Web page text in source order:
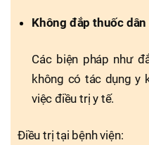
Không đắp thuốc dân
Các biện pháp như
không có tác dụng y
việc điều trị y tế.
Điều trị tại bệnh viện: